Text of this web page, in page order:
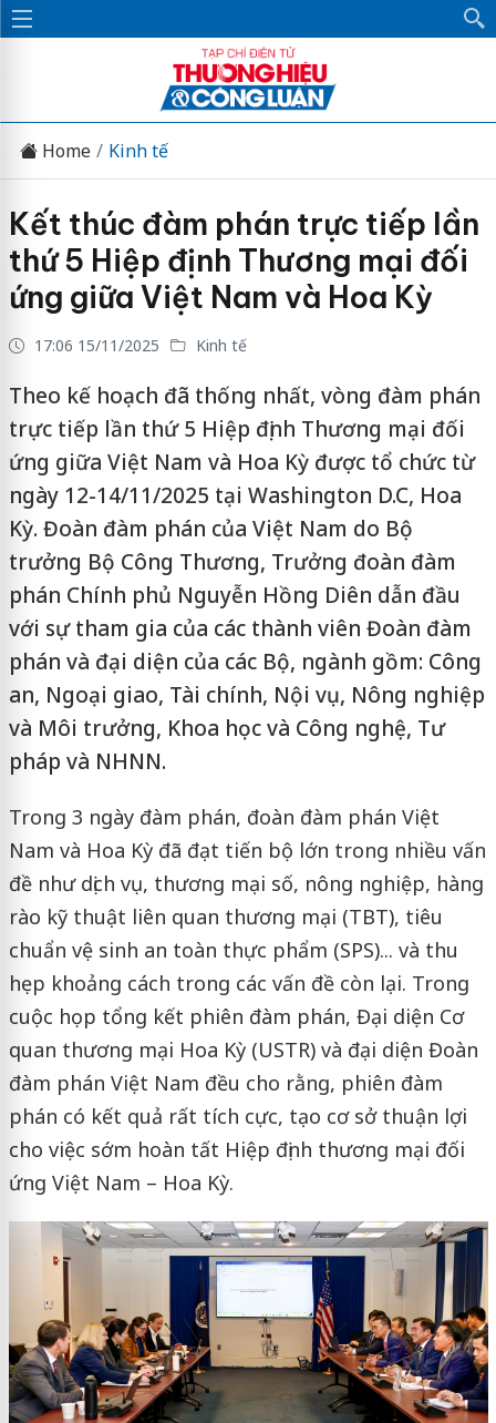
Home Kinh tế
Kết thúc đàm phán trực tiếp lần
thứ 5 Hiệp định Thương mại đối
ứng giữa Việt Nam và Hoa Kỳ
17:06 15/11/2025 Kinh tế
Theo kế hoạch đã thống nhất, vòng đàm phán
trực tiếp lần thứ 5 Hiệp định Thương mại đối
ứng giữa Việt Nam và Hoa Kỳ được tổ chức từ
ngày 12-14/11/2025 tại Washington D.C, Hoa
Kỳ. Đoàn đàm phán của Việt Nam do Bộ
trưởng Bộ Công Thương, Trưởng đoàn đàm
phán Chính phủ Nguyễn Hồng Diên dẫn đầu
với sự tham gia của các thành viên Đoàn đàm
phán và đại diện của các Bộ, ngành gồm: Công
an, Ngoại giao, Tài chính, Nội vụ, Nông nghiệp
và Môi trưởng, Khoa học và Công nghệ, Tư
pháp và NHNN.
Trong 3 ngày đàm phán, đoàn đàm phán Việt
Nam và Hoa Kỳ đã đạt tiến bộ lớn trong nhiều vấn
đề như dịch vụ, thương mại số, nông nghiệp, hàng
rào kỹ thuật liên quan thương mại (TBT), tiêu
chuẩn vệ sinh an toàn thực phẩm (SPS)... và thu
hẹp khoảng cách trong các vấn đề còn lại. Trong
cuộc họp tổng kết phiên đàm phán, Đại diện Cơ
quan thương mại Hoa Kỳ (USTR) và đại diện Đoàn
đàm phán Việt Nam đều cho rằng, phiên đàm
phán có kết quả rất tích cực, tạo cơ sở thuận lợi
cho việc sớm hoàn tất Hiệp định thương mại đối
ứng Việt Nam – Hoa Kỳ.